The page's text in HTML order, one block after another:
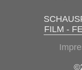
FILM -